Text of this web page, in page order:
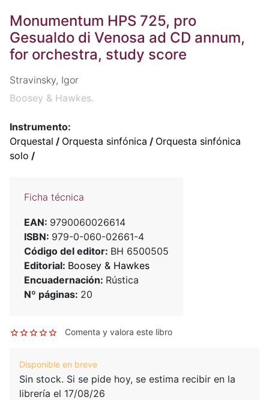
Monumentum HPS 725, pro
Gesualdo di Venosa ad CD annum,
for orchestra, study score
Stravinsky, Igor
Boosey & Hawkes.
Instrumento:
Orquestal / Orquesta sinfónica / Orquesta sinfónica
solo /
Ficha técnica
EAN: 9790060026614
ISBN: 979-0-060-02661-4
Código del editor: BH 6500505
Editorial: Boosey & Hawkes
Encuadernación: Rústica
Nº páginas: 20
Comenta y valora este libro
Disponible en breve
Sin stock. Si se pide hoy, se estima recibir en la
librería el 17/08/26